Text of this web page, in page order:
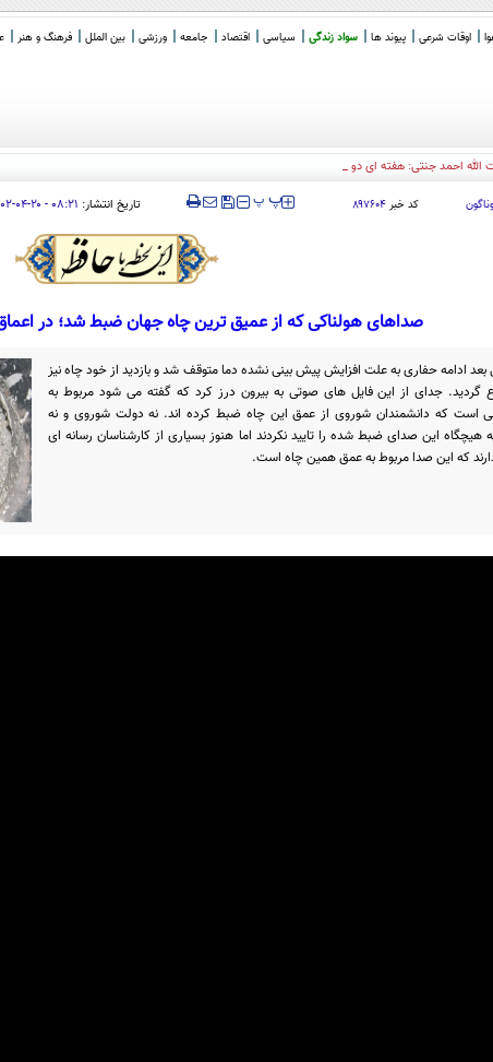
اوقات شرعی پیوند ها سواد زندگی سیاسی اقتصاد جامعه ورزشی بین الملل فرهنگ و هنر
الله احمد جنتی: هفته ای دو بار استخر می روم
کد خبر ۸۹۷۶۰۴ ‍‍‍ پپ تاریخ انتشار: ۰۸:۲۱ - ۲۰-۰۴-۱۴۰۲
صداهای هولناکی که از عمیق ترین چاه جهان ضبط شد؛ در
بعد ادامه حفاری به علت افزایش پیش بینی نشده دما متوقف شد و بازدید از خود چاه نیز
گردید. جدای از این فایل های صوتی به بیرون درز کرد که گفته می شود مربوط به
است که دانشمندان شوروی از عمق این چاه ضبط کرده اند. نه دولت شوروی و نه
هیچگاه این صدای ضبط شده را تایید نکردند اما هنوز بسیاری از کارشناسان رسانه ای
که این صدا مربوط به عمق همین چاه است.